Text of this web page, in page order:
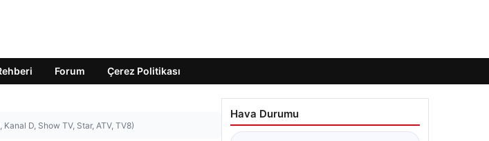
Forum Çerez Politikası
Kanal D, Show TV, Star, ATV, TV8)
Hava Durumu